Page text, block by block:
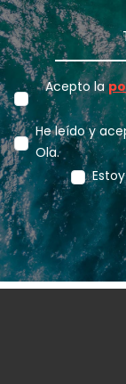
Acepto la
He leído y
Ola.